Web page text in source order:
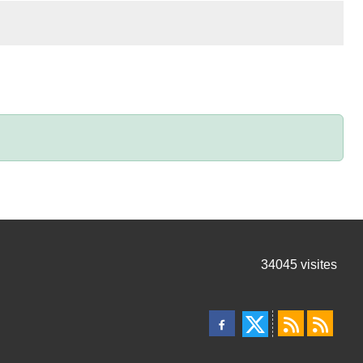
34045 visites